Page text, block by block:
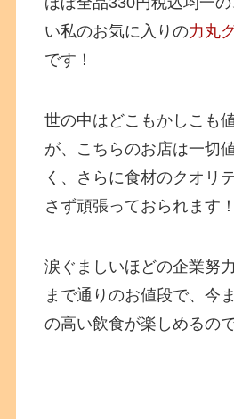
い私のお気に入りの力丸
です！
世の中はどこもかしこも
が、こちらのお店は一切
く、さらに食材のクオリ
さず頑張っておられます！
涙ぐましいほどの企業努
まで通りのお値段で、今
の高い飲食が楽しめるの